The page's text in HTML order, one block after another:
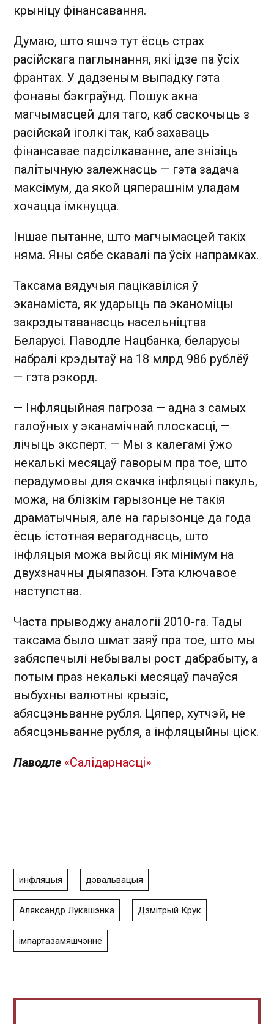
крыніцу фінансавання.
Думаю, што яшчэ тут ёсць страх
расійскага паглынання, які ідзе па ўсіх
франтах. У дадзеным выпадку гэта
фонавы бэкграўнд. Пошук акна
магчымасцей для таго, каб саскочыць з
расійскай іголкі так, каб захаваць
фінансавае падсілкаванне, але знізіць
палітычную залежнасць — гэта задача
максімум, да якой цяперашнім уладам
хочацца імкнуцца.
Іншае пытанне, што магчымасцей такіх
няма. Яны сябе скавалі па ўсіх напрамках.
Таксама вядучыя пацікавіліся ў
эканаміста, як ударыць па эканоміцы
закрэдытаванасць насельніцтва
Беларусі. Паводле Нацбанка, беларусы
набралі крэдытаў на 18 млрд 986 рублёў
— гэта рэкорд.
— Інфляцыйная пагроза — адна з самых
галоўных у эканамічнай плоскасці, —
лічыць эксперт. — Мы з калегамі ўжо
некалькі месяцаў гаворым пра тое, што
перадумовы для скачка інфляцыі пакуль,
можа, на блізкім гарызонце не такія
драматычныя, але на гарызонце да года
ёсць істотная верагоднасць, што
інфляцыя можа выйсці як мінімум на
двухзначны дыяпазон. Гэта ключавое
наступства.
Часта прыводжу аналогіі 2010-га. Тады
таксама было шмат заяў пра тое, што мы
забяспечылі небывалы рост дабрабыту, а
потым праз некалькі месяцаў пачаўся
выбухны валютны крызіс,
абясцэньванне рубля. Цяпер, хутчэй, не
абясцэньванне рубля, а інфляцыйны ціск.
Паводле «Салідарнасці»
инфляцыя дэвальвацыя
Аляксандр Лукашэнка Дзмітрый Крук
імпартазамяшчэнне